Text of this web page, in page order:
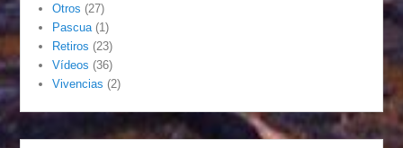
Otros (27)
Pascua (1)
Retiros (23)
Vídeos (36)
Vivencias (2)